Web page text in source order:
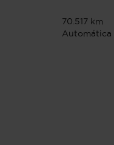
70.517 km
Automática